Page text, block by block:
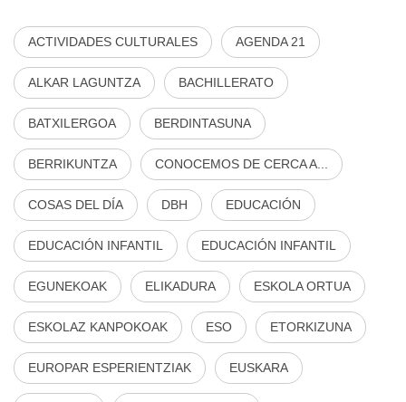
ACTIVIDADES CULTURALES AGENDA 21
ALKAR LAGUNTZA BACHILLERATO
BATXILERGOA BERDINTASUNA
BERRIKUNTZA CONOCEMOS DE CERCA A...
COSAS DEL DÍA DBH EDUCACIÓN
EDUCACIÓN INFANTIL EDUCACIÓN INFANTIL
EGUNEKOAK ELIKADURA ESKOLA ORTUA
ESKOLAZ KANPOKOAK ESO ETORKIZUNA
EUROPAR ESPERIENTZIAK EUSKARA